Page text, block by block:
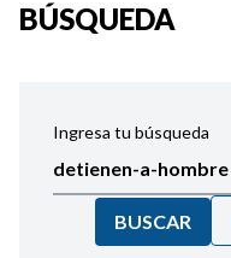
BÚSQUEDA
Ingresa tu búsqueda
BUSCAR